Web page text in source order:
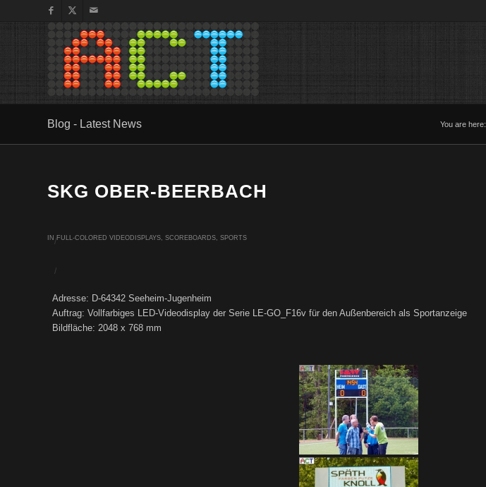
Blog - Latest News You are here:
SKG OBER-BEERBACH
/
INFULL-COLORED VIDEODISPLAYS, SCOREBOARDS, SPORTS
/
Adresse: D-64342 Seeheim-Jugenheim
Auftrag: Vollfarbiges LED-Videodisplay der Serie LE-GO_F16v für den Außenbereich als Sportanzeige
Bildfläche: 2048 x 768 mm